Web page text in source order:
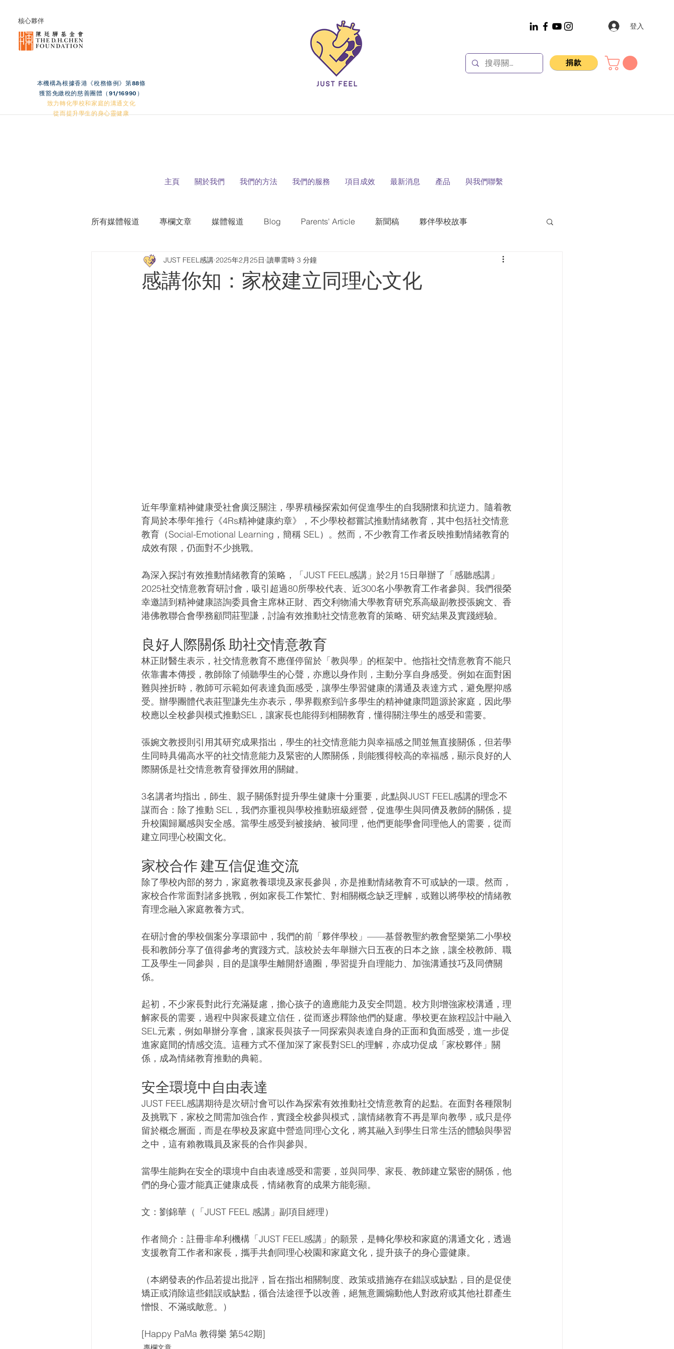
核心夥伴
本機構為根據香港《稅務條例》第88條
獲豁免繳稅的慈善團體（91/16990）
致力轉化學校和家庭的溝通文化
從而提升學生的身心靈健康
登入
捐款
主頁 關於我們 我們的方法 我們的服務 項目成效 最新消息 產品 與我們聯繫
所有媒體報道 專欄文章 媒體報道 Blog Parents' Article 新聞稿 夥伴學校故事
Press Release 南華早報
感講你知：家校建立同理心文化
JUST FEEL感講 2025年2月25日 讀畢需時 3 分鐘
近年學童精神健康受社會廣泛關注，學界積極探索如何促進學生的自我關懷和抗逆力。隨着教
育局於本學年推行《4Rs精神健康約章》，不少學校都嘗試推動情緒教育，其中包括社交情意
教育（Social-Emotional Learning，簡稱 SEL）。然而，不少教育工作者反映推動情緒教育的
成效有限，仍面對不少挑戰。
為深入探討有效推動情緒教育的策略，「JUST FEEL感講」於2月15日舉辦了「感聽感講」
2025社交情意教育研討會，吸引超過80所學校代表、近300名小學教育工作者參與。我們很榮
幸邀請到精神健康諮詢委員會主席林正財、西交利物浦大學教育研究系高級副教授張婉文、香
港佛教聯合會學務顧問莊聖謙，討論有效推動社交情意教育的策略、研究結果及實踐經驗。
良好人際關係 助社交情意教育
林正財醫生表示，社交情意教育不應僅停留於「教與學」的框架中。他指社交情意教育不能只
依靠書本傳授，教師除了傾聽學生的心聲，亦應以身作則，主動分享自身感受。例如在面對困
難與挫折時，教師可示範如何表達負面感受，讓學生學習健康的溝通及表達方式，避免壓抑感
受。辦學團體代表莊聖謙先生亦表示，學界觀察到許多學生的精神健康問題源於家庭，因此學
校應以全校參與模式推動SEL，讓家長也能得到相關教育，懂得關注學生的感受和需要。
張婉文教授則引用其研究成果指出，學生的社交情意能力與幸福感之間並無直接關係，但若學
生同時具備高水平的社交情意能力及緊密的人際關係，則能獲得較高的幸福感，顯示良好的人
際關係是社交情意教育發揮效用的關鍵。
3名講者均指出，師生、親子關係對提升學生健康十分重要，此點與JUST FEEL感講的理念不
謀而合：除了推動 SEL，我們亦重視與學校推動班級經營，促進學生與同儕及教師的關係，提
升校園歸屬感與安全感。當學生感受到被接納、被同理，他們更能學會同理他人的需要，從而
建立同理心校園文化。
家校合作 建互信促進交流
除了學校內部的努力，家庭教養環境及家長參與，亦是推動情緒教育不可或缺的一環。然而，
家校合作常面對諸多挑戰，例如家長工作繁忙、對相關概念缺乏理解，或難以將學校的情緒教
育理念融入家庭教養方式。
在研討會的學校個案分享環節中，我們的前「夥伴學校」——基督教聖約教會堅樂第二小學校
長和教師分享了值得參考的實踐方式。該校於去年舉辦六日五夜的日本之旅，讓全校教師、職
工及學生一同參與，目的是讓學生離開舒適圈，學習提升自理能力、加強溝通技巧及同儕關
係。
起初，不少家長對此行充滿疑慮，擔心孩子的適應能力及安全問題。校方則增強家校溝通，理
解家長的需要，過程中與家長建立信任，從而逐步釋除他們的疑慮。學校更在旅程設計中融入
SEL元素，例如舉辦分享會，讓家長與孩子一同探索與表達自身的正面和負面感受，進一步促
進家庭間的情感交流。這種方式不僅加深了家長對SEL的理解，亦成功促成「家校夥伴」關
係，成為情緒教育推動的典範。
安全環境中自由表達
JUST FEEL感講期待是次研討會可以作為探索有效推動社交情意教育的起點。在面對各種限制
及挑戰下，家校之間需加強合作，實踐全校參與模式，讓情緒教育不再是單向教學，或只是停
留於概念層面，而是在學校及家庭中營造同理心文化，將其融入到學生日常生活的體驗與學習
之中，這有賴教職員及家長的合作與參與。
當學生能夠在安全的環境中自由表達感受和需要，並與同學、家長、教師建立緊密的關係，他
們的身心靈才能真正健康成長，情緒教育的成果方能彰顯。
文：劉錦華（「JUST FEEL 感講」副項目經理）
作者簡介：註冊非牟利機構「JUST FEEL感講」的願景，是轉化學校和家庭的溝通文化，透過
支援教育工作者和家長，攜手共創同理心校園和家庭文化，提升孩子的身心靈健康。
（本網發表的作品若提出批評，旨在指出相關制度、政策或措施存在錯誤或缺點，目的是促使
矯正或消除這些錯誤或缺點，循合法途徑予以改善，絕無意圖煽動他人對政府或其他社群產生
憎恨、不滿或敵意。）
[Happy PaMa 教得樂 第542期]